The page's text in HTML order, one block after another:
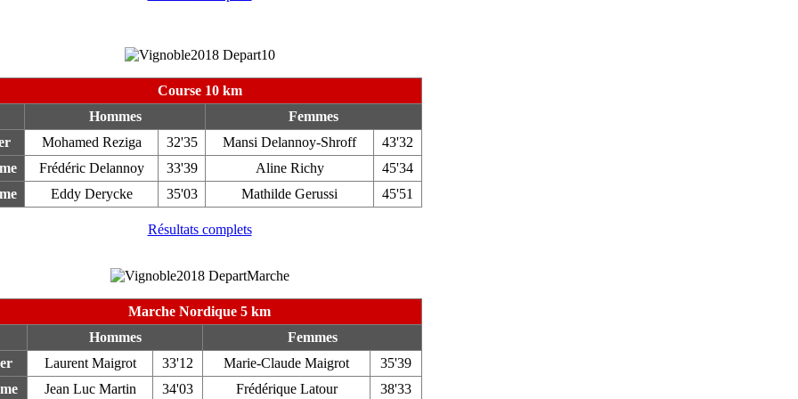
Course 10 km
Hommes
Femmes
Mohamed Reziga 32'35 Mansi Delannoy-Shroff
43'32
Frédéric Delannoy 33'39 Aline Richy
45'34
Eddy Derycke 35'03 Mathilde Gerussi 45'51
Résultats complets
Marche Nordique 5 km
Hommes
Femmes
Laurent Maigrot 33'12 Marie-Claude Maigrot
35'39
Jean Luc Martin 34'03 Frédérique Latour 38'33